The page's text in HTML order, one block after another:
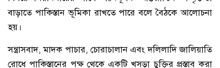
বাড়াতে পাকিস্তান ভূমিকা রাখতে পারে বলে বৈঠকে আলোচনা
হয়।
সন্ত্রাসবাদ, মাদক পাচার, চোরাচালান এবং দলিলাদি জালিয়াতি
রোধে পাকিস্তানের পক্ষ থেকে একটি খসড়া চুক্তির প্রস্তাব করা